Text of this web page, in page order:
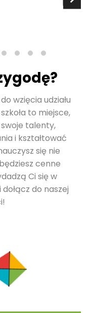
wzięcia udziału
to miejsce,
talenty,
i kształtować
się nie
cenne
Ci się w
dołącz do naszej